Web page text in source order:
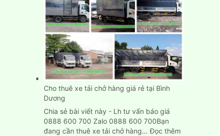
Đồng
Nai
Cho thuê xe tải chở hàng giá rẻ tại Bình
Dương
Chia sẻ bài viết này - Lh tư vấn báo giá
0888 600 700 Zalo 0888 600 700Bạn
đang cần thuê xe tải chở hàng…Đọc thêm: